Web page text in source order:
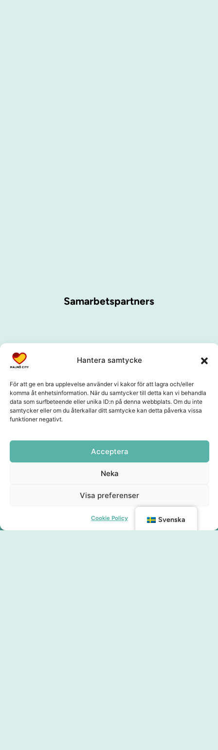
Hantera samtycke
För att ge en bra upplevelse använder vi kakor för att lagra och/eller
komma åt enhetsinformation. När du samtycker till detta kan vi behandla
data som surfbeteende eller unika ID:n på denna webbplats. Om du inte
samtycker eller om du återkallar ditt samtycke kan detta påverka vissa
funktioner negativt.
Acceptera
Neka
Visa preferenser
Cookie Policy
Samarbetspartners
Svenska